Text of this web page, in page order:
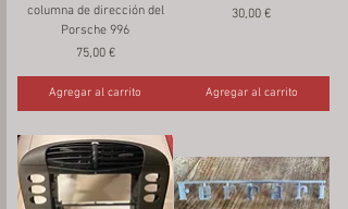
columna de dirección del
Porsche 996
Precio
75,00 €
Agregar al carrito
Precio
30,00 €
Agregar al carrito